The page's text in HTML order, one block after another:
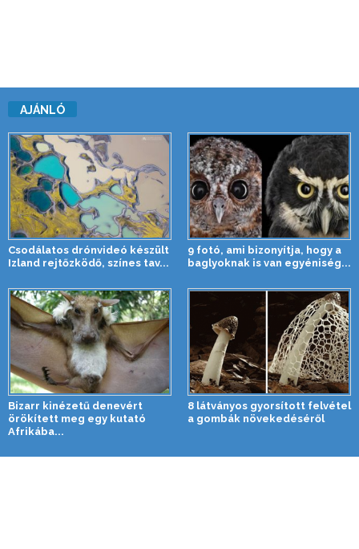
AJÁNLÓ
Csodálatos drónvideó készült
Izland rejtőzködő, színes tav...
9 fotó, ami bizonyítja, hogy a
baglyoknak is van egyéniség...
Bizarr kinézetű denevért
örökített meg egy kutató
Afrikába...
8 látványos gyorsított felvétel
a gombák növekedéséről